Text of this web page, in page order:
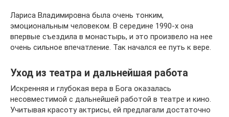
Лариса Владимировна была очень тонким,
эмоциональным человеком. В середине 1990-х она
впервые съездила в монастырь, и это произвело на нее
очень сильное впечатление. Так начался ее путь к вере.
Уход из театра и дальнейшая работа
Искренняя и глубокая вера в Бога оказалась
несовместимой с дальнейшей работой в театре и кино.
Учитывая красоту актрисы, ей предлагали достаточно